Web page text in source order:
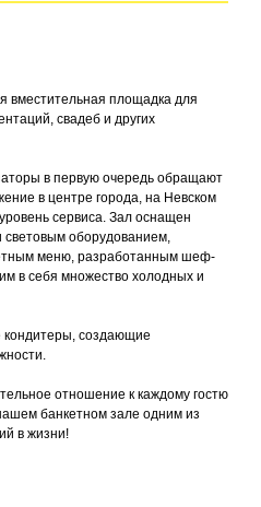
вместительная площадка для
свадеб и других
в первую очередь обращают
в центре города, на Невском
сервиса. Зал оснащен
оборудованием,
меню, разработанным шеф-
в себя множество холодных и
создающие
отношение к каждому гостю
банкетном зале одним из
в жизни!